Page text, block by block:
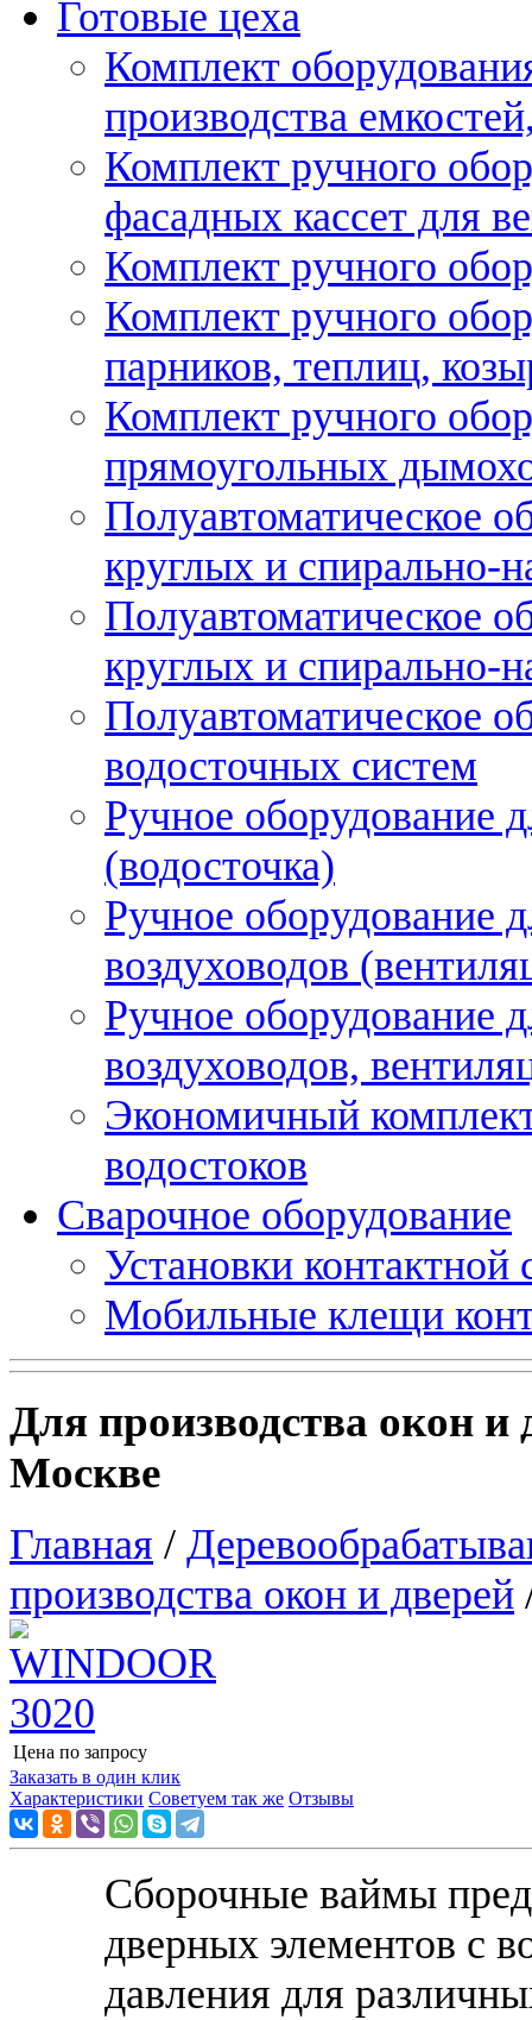
Готовые цеха
Комплект
производства
Комплект ручного
фасадных кассет для
Комплект ручного
Комплект ручного
парников, теплиц,
Комплект ручного
прямоугольных
Полуавтоматическое
круглых и спирально-
Полуавтоматическое
круглых и спирально-
Полуавтоматическое
водосточных систем
Ручное оборудование
(водосточка)
Ручное оборудование
воздуховодов
Ручное оборудование
воздуховодов,
Экономичный
водостоков
Сварочное оборудование
Установки
Мобильные клещи
Для производства окон
Москве
Главная /
производства окон и дверей
Цена по запросу
Заказать в один клик
Характеристики Советуем так же Отзывы
Сборочные ваймы
дверных элементов с
давления для